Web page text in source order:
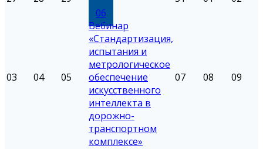
03 04 05
06
Вебинар
«Стандартизация,
испытания и
метрологическое
обеспечение
искусственного
интеллекта в
дорожно-
транспортном
комплексе»
07 08 09